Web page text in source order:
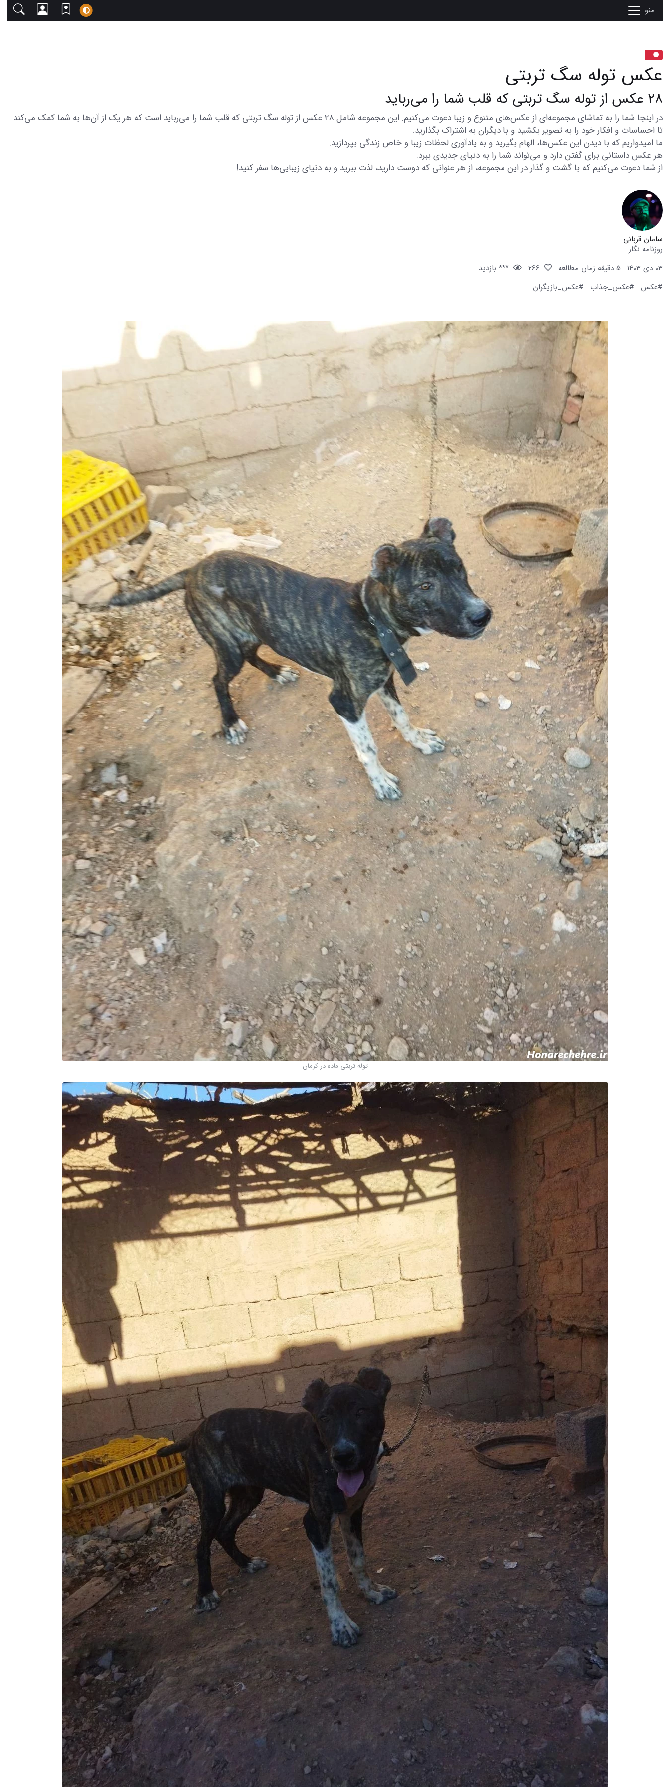
منو
عکس توله سگ تربتی
28 عکس از توله سگ تربتی که قلب شما را می‌رباید
در اینجا شما را به تماشای مجموعه‌ای از عکس‌های متنوع و زیبا دعوت می‌کنیم. این مجموعه شامل 28 عکس از توله سگ تربتی که قلب شما را می‌رباید است که هر یک از آن‌ها به شما کمک می‌کند
تا احساسات و افکار خود را به تصویر بکشید و با دیگران به اشتراک بگذارید.
ما امیدواریم که با دیدن این عکس‌ها، الهام بگیرید و به یادآوری لحظات زیبا و خاص زندگی بپردازید.
هر عکس داستانی برای گفتن دارد و می‌تواند شما را به دنیای جدیدی ببرد.
از شما دعوت می‌کنیم که با گشت و گذار در این مجموعه، از هر عنوانی که دوست دارید، لذت ببرید و به دنیای زیبایی‌ها سفر کنید!
سامان قربانی
روزنامه نگار
03 دی 1403
5 دقیقه زمان مطالعه
*** بازدید
#عکس
#عکس_جذاب #عکس_بازیگران
توله تربتی ماده در کرمان